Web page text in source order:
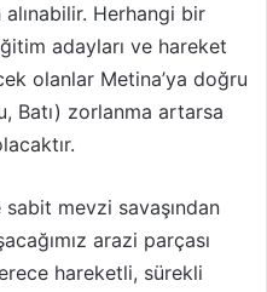
Herhangi bir
adayları ve hareket
olanlar Metina’ya doğru
Batı) zorlanma artarsa
mevzi savaşından
arazi parçası
hareketli, sürekli